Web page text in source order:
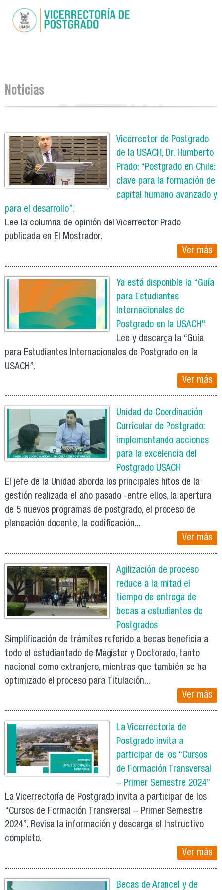
contenido
Se encuentra usted aquí
Noticias
Vicerrector de Postgrado
de la USACH, Dr. Humberto
Prado: “Postgrado en Chile:
clave para la formación de
capital humano avanzado y
para el desarrollo”.
Lee la columna de opinión del Vicerrector Prado
publicada en El Mostrador.
Ver más
Ya está disponible la “Guía
para Estudiantes
Internacionales de
Postgrado en la USACH"
Lee y descarga la “Guía
para Estudiantes Internacionales de Postgrado en la
USACH”.
Ver más
Unidad de Coordinación
Curricular de Postgrado:
implementando acciones
para la excelencia del
Postgrado USACH
El jefe de la Unidad aborda los principales hitos de la
gestión realizada el año pasado -entre ellos, la apertura
de 5 nuevos programas de postgrado, el proceso de
planeación docente, la codificación...
Ver más
Agilización de proceso
reduce a la mitad el
tiempo de entrega de
becas a estudiantes de
Postgrados
Simplificación de trámites referido a becas beneficia a
todo el estudiantado de Magíster y Doctorado, tanto
nacional como extranjero, mientras que también se ha
optimizado el proceso para Titulación...
Ver más
La Vicerrectoría de
Postgrado invita a
participar de los “Cursos
de Formación Transversal
– Primer Semestre 2024”
La Vicerrectoría de Postgrado invita a participar de los
“Cursos de Formación Transversal – Primer Semestre
2024”. Revisa la información y descarga el Instructivo
completo.
Ver más
Becas de Arancel y de
Páginas